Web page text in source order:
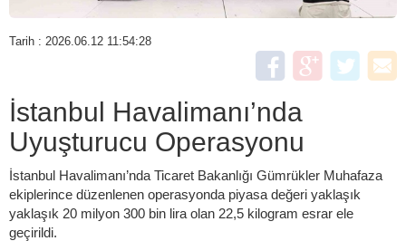
Tarih : 2026.06.12 11:54:28
İstanbul Havalimanı’nda
Uyuşturucu Operasyonu
İstanbul Havalimanı’nda Ticaret Bakanlığı Gümrükler Muhafaza
ekiplerince düzenlenen operasyonda piyasa değeri yaklaşık
yaklaşık 20 milyon 300 bin lira olan 22,5 kilogram esrar ele
geçirildi.